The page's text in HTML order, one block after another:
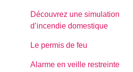
Découvrez une simulation
d’incendie domestique
Le permis de feu
Alarme en veille restreinte